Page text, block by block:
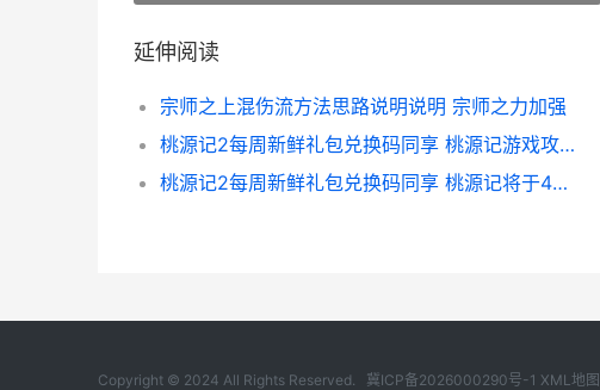
延伸阅读
宗师之上混伤流方法思路说明说明 宗师之力加强
桃源记2每周新鲜礼包兑换码同享 桃源记游戏攻略
桃源记2每周新鲜礼包兑换码同享 桃源记将于4月28日开测
Copyright © 2024 All Rights Reserved. 冀ICP备2026000290号-1 XML地图